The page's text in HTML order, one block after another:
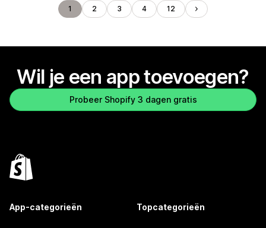
1 2 3 4 12
Wil je een app toevoegen?
Probeer Shopify 3 dagen gratis
App-categorieën Topcategorieën